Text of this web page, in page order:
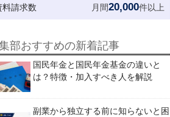
料請求数
月間20,000件以上
部おすすめの新着記事
国民年金と国民年金基金の違いと
は？特徴・加入すべき人を解説
副業から独立する前に知らないと困